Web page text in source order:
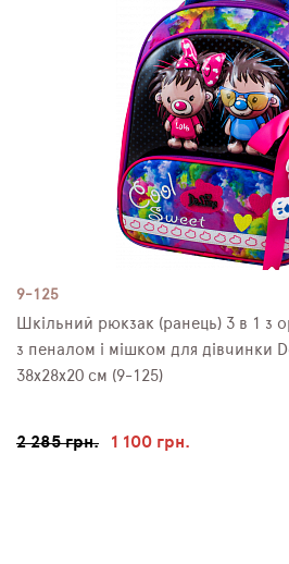
9-125
Шкільний рюкзак (ранець) 3 в 1 з
з пеналом і мішком для дівчинки
38х28х20 см (9-125)
2 285 грн. 1 100 грн.